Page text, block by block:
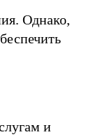
Однако,
и